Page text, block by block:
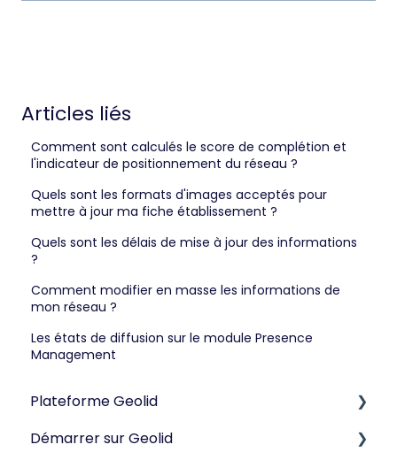
Articles liés
Comment sont calculés le score de complétion et
l'indicateur de positionnement du réseau ?
Quels sont les formats d'images acceptés pour
mettre à jour ma fiche établissement ?
Quels sont les délais de mise à jour des informations
?
Comment modifier en masse les informations de
mon réseau ?
Les états de diffusion sur le module Presence
Management
Plateforme Geolid
Réseaux sociaux
Démarrer sur Geolid